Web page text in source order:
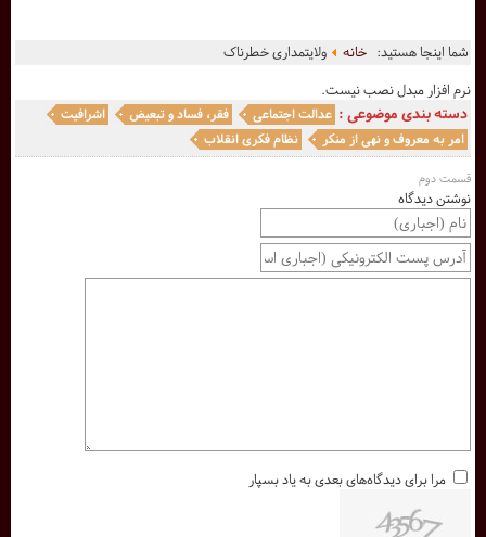
شما اینجا هستید:خانه
ولایتمداری خطرناک
نرم افزار مبدل نصب نیست.
دسته بندی موضوعی : عدالت اجتماعی فقر، فساد و تبعیض
اشرافیت
امر به معروف و نهی از منکر
نظام فکری انقلاب
قسمت دوم
نوشتن دیدگاه
مرا برای دیدگاه‌های بعدی به یاد بسپار